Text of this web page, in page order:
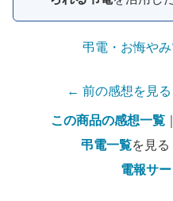
弔電・お悔や
← 前の感想を見る
この商品の感想一覧
弔電一覧を見
電報サ